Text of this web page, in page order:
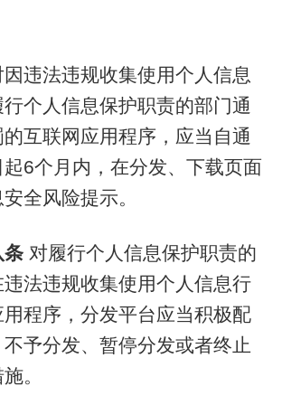
法违规收集使用个人信息
个人信息保护职责的部门通
互联网应用程序，应当自通
6个月内，在分发、下载页面
全风险提示。
条对履行个人信息保护职责的
法违规收集使用个人信息行
程序，分发平台应当积极配
予分发、暂停分发或者终止
。